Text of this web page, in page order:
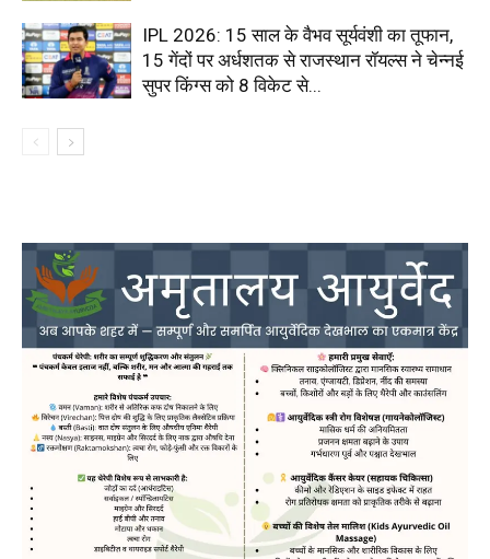
IPL 2026: 15 साल के वैभव सूर्यवंशी का तूफान,
15 गेंदों पर अर्धशतक से राजस्थान रॉयल्स ने चेन्नई
सुपर किंग्स को 8 विकेट से...